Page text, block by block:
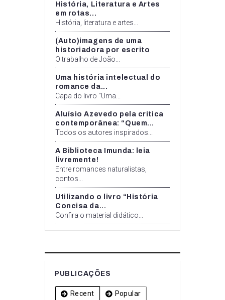
História, Literatura e Artes
em rotas...
História, literatura e artes...
(Auto)imagens de uma
historiadora por escrito
O trabalho de João...
Uma história intelectual do
romance da...
Capa do livro "Uma...
Aluísio Azevedo pela crítica
contemporânea: “Quem...
Todos os autores inspirados...
A Biblioteca Imunda: leia
livremente!
Entre romances naturalistas,
contos...
Utilizando o livro “História
Concisa da...
Confira o material didático...
PUBLICAÇÕES
Recent Popular